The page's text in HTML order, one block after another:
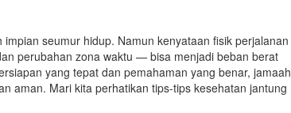
seumur hidup. Namun kenyataan fisik perjalanan
perubahan zona waktu — bisa menjadi beban berat
yang tepat dan pemahaman yang benar, jamaah
aman. Mari kita perhatikan tips-tips kesehatan jantung